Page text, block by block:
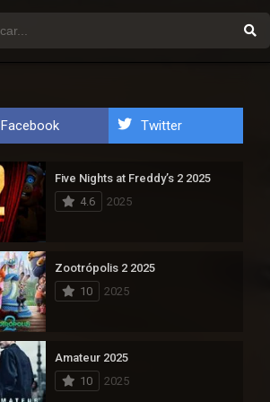
Facebook Twitter
Five Nights at Freddy’s 2 2025
4.6
2025
Zootrópolis 2 2025
10
2025
Amateur 2025
10
2025